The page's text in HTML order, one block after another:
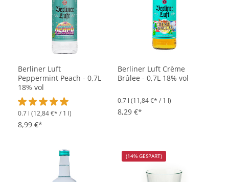
Berliner Luft
Peppermint Peach - 0,7L
18% vol
Durchschnittliche Bewertung von 5 von 5 Sternen
0.7 l (12,84 €* / 1 l)
8,99 €*
Berliner Luft Crème
Brûlee - 0,7L 18% vol
0.7 l (11,84 €* / 1 l)
8,29 €*
(14% GESPART)